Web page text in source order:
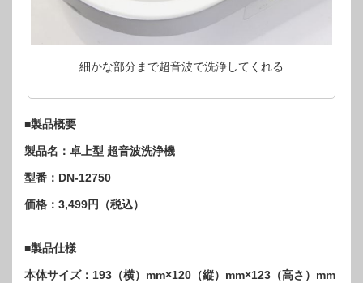
細かな部分まで超音波で洗浄してくれる
■製品概要
製品名：卓上型 超音波洗浄機
型番：DN-12750
価格：3,499円（税込）
■製品仕様
本体サイズ：193（横）mm×120（縦）mm×123（高さ）mm